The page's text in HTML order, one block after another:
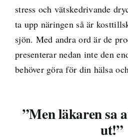
stress och vätskedrivande
ta upp näringen så är
sjön. Med andra ord är de
presenterar nedan inte den
behöver göra för din hälsa
”Men läkaren sa
ut!”